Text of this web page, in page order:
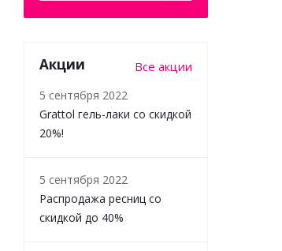
Акции Все акции
5 сентября 2022
Grattol гель-лаки со скидкой
20%!
5 сентября 2022
Распродажа ресниц со
скидкой до 40%